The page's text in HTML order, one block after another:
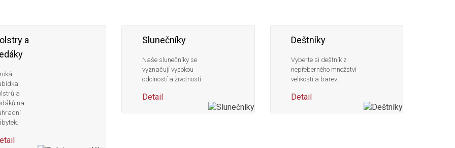
a
a
na
Slunečníky
Naše slunečníky se
vyznačují vysokou
odolností a životností.
Detail
Deštníky
Vyberte si deštník z
nepřeberného množství
velikostí a barev.
Detail